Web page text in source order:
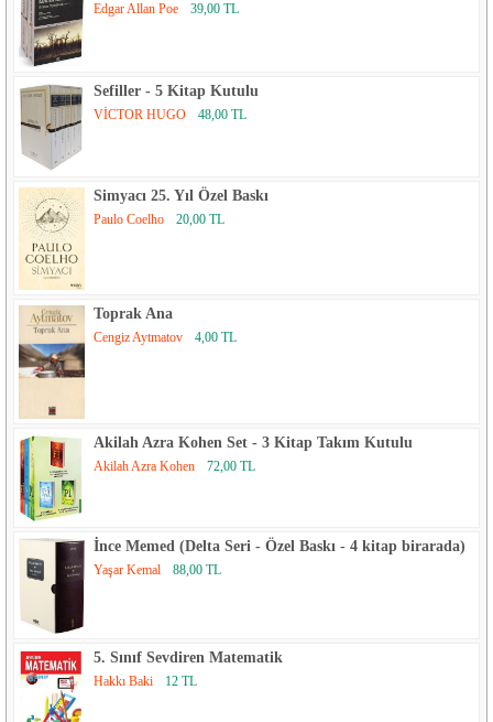
Edgar Allan Poe 39,00 TL
Sefiller - 5 Kitap Kutulu
VİCTOR HUGO 48,00 TL
Simyacı 25. Yıl Özel Baskı
Paulo Coelho 20,00 TL
Toprak Ana
Cengiz Aytmatov 4,00 TL
Akilah Azra Kohen Set - 3 Kitap Takım Kutulu
Akilah Azra Kohen 72,00 TL
İnce Memed (Delta Seri - Özel Baskı - 4 kitap birarada)
Yaşar Kemal 88,00 TL
5. Sınıf Sevdiren Matematik
Hakkı Baki 12 TL